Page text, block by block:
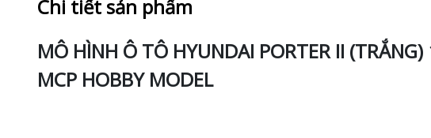
Chi tiết sản phẩm
MÔ HÌNH Ô TÔ HYUNDAI PORTER II
MCP HOBBY MODEL